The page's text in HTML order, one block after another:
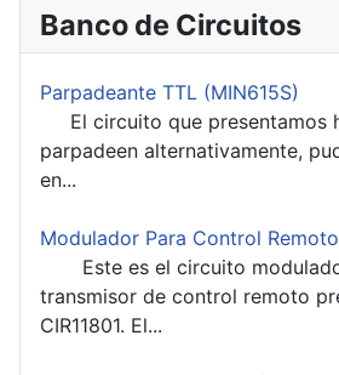
Banco de Circuitos
Parpadeante TTL (MIN615S)
El circuito que presentamos
parpadeen alternativamente,
en...
Modulador Para Control
Este es el circuito
transmisor de control remoto
CIR11801. El...